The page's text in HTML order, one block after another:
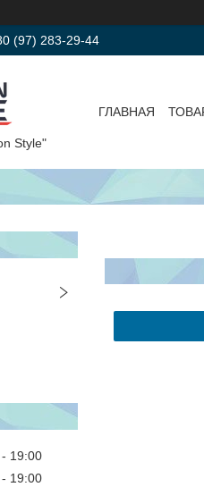
(97) 283-29-44
Style"
ГЛАВНАЯ
19:00
19:00